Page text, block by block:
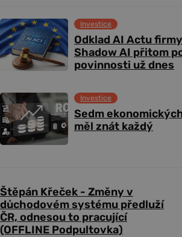
Odklad AI Actu
Shadow AI přitom
povinnosti už dnes
Investice
Sedm
měl znát každý
Investice
Štěpán Křeček - Změny v
důchodovém systému předluží
ČR, odnesou to pracující
(OFFLINE Podpultovka)